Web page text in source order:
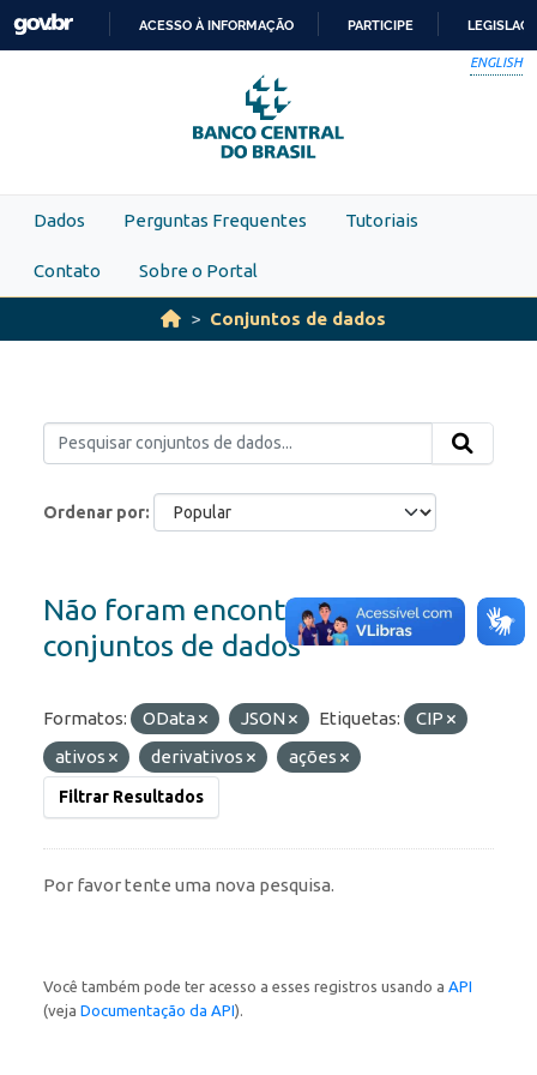
Skip to main content
PARA
O
CONTEÚDO
ACESSO À INFORMAÇÃO PARTICIPE
ENGLISH
Dados Perguntas Frequentes Tutoriais
Contato Sobre o Portal
Conjuntos de dados
Ordenar por
Não foram encontrados
conjuntos de dados
Formatos: OData JSON Etiquetas:
CIP
ativos
derivativos ações
Filtrar Resultados
Por favor tente uma nova pesquisa.
Você também pode ter acesso a esses registros usando a API
(veja Documentação da API).